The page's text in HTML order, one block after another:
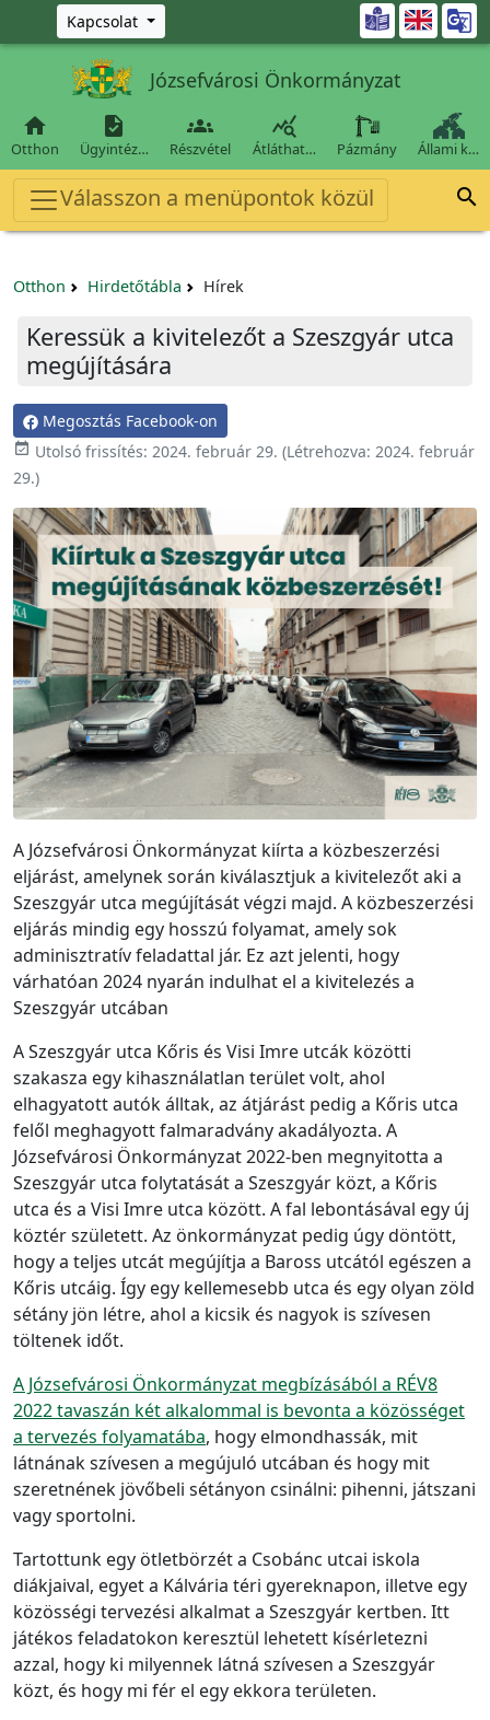
Ugrás a fő tartalomra
Kapcsolat 
Józsefvárosi Önkormányzat

Otthon

Ügyintéz…

Részvétel

Átláthat… Pázmány Állami k…
Válasszon a menüpontok közül 
Otthon Hirdetőtábla Hírek
Keressük a kivitelezőt a Szeszgyár utca
megújítására
Megosztás Facebook-on
 Utolsó frissítés: 2024. február 29. (Létrehozva: 2024. február
29.)
A Józsefvárosi Önkormányzat kiírta a közbeszerzési
eljárást, amelynek során kiválasztjuk a kivitelezőt aki a
Szeszgyár utca megújítását végzi majd. A közbeszerzési
eljárás mindig egy hosszú folyamat, amely sok
adminisztratív feladattal jár. Ez azt jelenti, hogy
várhatóan 2024 nyarán indulhat el a kivitelezés a
Szeszgyár utcában
A Szeszgyár utca Kőris és Visi Imre utcák közötti
szakasza egy kihasználatlan terület volt, ahol
elhagyatott autók álltak, az átjárást pedig a Kőris utca
felől meghagyott falmaradvány akadályozta. A
Józsefvárosi Önkormányzat 2022-ben megnyitotta a
Szeszgyár utca folytatását a Szeszgyár közt, a Kőris
utca és a Visi Imre utca között. A fal lebontásával egy új
köztér született. Az önkormányzat pedig úgy döntött,
hogy a teljes utcát megújítja a Baross utcától egészen a
Kőris utcáig. Így egy kellemesebb utca és egy olyan zöld
sétány jön létre, ahol a kicsik és nagyok is szívesen
töltenek időt.
A Józsefvárosi Önkormányzat megbízásából a RÉV8
2022 tavaszán két alkalommal is bevonta a közösséget
a tervezés folyamatába, hogy elmondhassák, mit
látnának szívesen a megújuló utcában és hogy mit
szeretnének jövőbeli sétányon csinálni: pihenni, játszani
vagy sportolni.
Tartottunk egy ötletbörzét a Csobánc utcai iskola
diákjaival, egyet a Kálvária téri gyereknapon, illetve egy
közösségi tervezési alkalmat a Szeszgyár kertben. Itt
játékos feladatokon keresztül lehetett kísérletezni
azzal, hogy ki milyennek látná szívesen a Szeszgyár
közt, és hogy mi fér el egy ekkora területen.